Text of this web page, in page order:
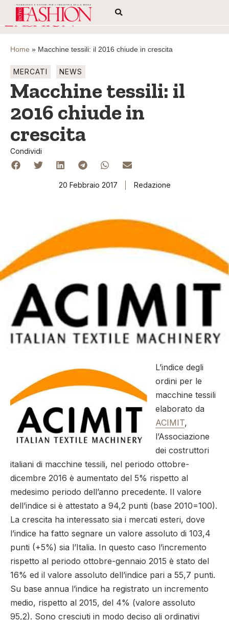
Home » Macchine tessili: il 2016 chiude in crescita
MERCATI NEWS
Macchine tessili: il
2016 chiude in
crescita
Condividi
20 Febbraio 2017 Redazione
L’indice degli
ordini per le
macchine tessili
elaborato da
ACIMIT,
l’Associazione
dei costruttori
italiani di macchine tessili, nel periodo ottobre-
dicembre 2016 è aumentato del 5% rispetto al
medesimo periodo dell’anno precedente. Il valore
dell’indice si è attestato a 94,2 punti (base 2010=100).
La crescita ha interessato sia i mercati esteri, dove
l’indice ha fatto segnare un valore assoluto di 103,4
punti (+5%) sia l’Italia. In questo caso l’incremento
rispetto al periodo ottobre-gennaio 2015 è stato del
16% ed il valore assoluto dell’indice pari a 55,7 punti.
Su base annua l’indice ha registrato un incremento
medio, rispetto al 2015, del 4% (valore assoluto
95,2). Sono cresciuti in modo deciso gli ordinativi